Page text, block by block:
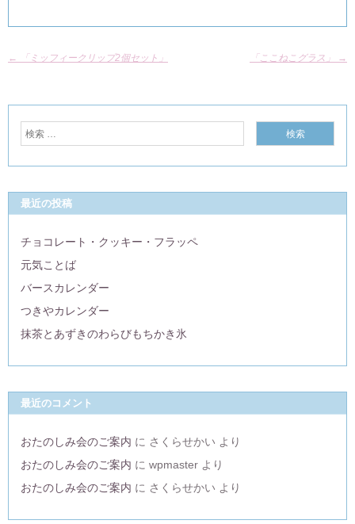
← 「ミッフィークリップ2個セット」 「ここねこグラス」 →
最近の投稿
チョコレート・クッキー・フラッペ
元気ことば
バースカレンダー
つきやカレンダー
抹茶とあずきのわらびもちかき氷
最近のコメント
おたのしみ会のご案内 に さくらせかい より
おたのしみ会のご案内 に wpmaster より
おたのしみ会のご案内 に さくらせかい より